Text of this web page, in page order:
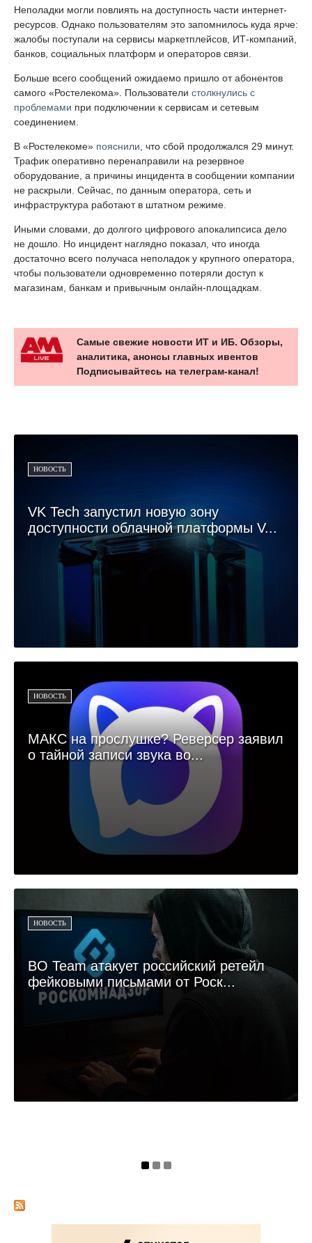
Неполадки могли повлиять на доступность части интернет-
ресурсов. Однако пользователям это запомнилось куда ярче:
жалобы поступали на сервисы маркетплейсов, ИТ-компаний,
банков, социальных платформ и операторов связи.
Больше всего сообщений ожидаемо пришло от абонентов
самого «Ростелекома». Пользователи столкнулись с
проблемами при подключении к сервисам и сетевым
соединением.
В «Ростелекоме» пояснили , что сбой продолжался 29 минут.
Трафик оперативно перенаправили на резервное
оборудование, а причины инцидента в сообщении компании
не раскрыли. Сейчас, по данным оператора, сеть и
инфраструктура работают в штатном режиме.
Иными словами, до долгого цифрового апокалипсиса дело
не дошло. Но инцидент наглядно показал, что иногда
достаточно всего получаса неполадок у крупного оператора,
чтобы пользователи одновременно потеряли доступ к
магазинам, банкам и привычным онлайн-площадкам.
Самые свежие новости ИТ и ИБ. Обзоры,
аналитика, анонсы главных ивентов
Подписывайтесь на телеграм-канал!
НОВОСТЬ
VK Tech запустил новую зону
доступности облачной платформы V...
НОВОСТЬ
МАКС на прослушке? Реверсер заявил
о тайной записи звука во...
НОВОСТЬ
BO Team атакует российский ретейл
фейковыми письмами от Роск...